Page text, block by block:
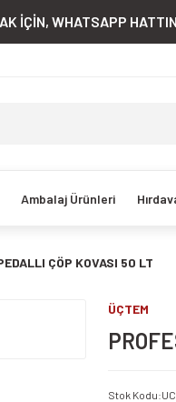
İÇİN, WHATSAPP
Ambalaj Ürünleri
ÇÖP KOVASI 50 LT
ÜÇTEM
Stok Kodu: